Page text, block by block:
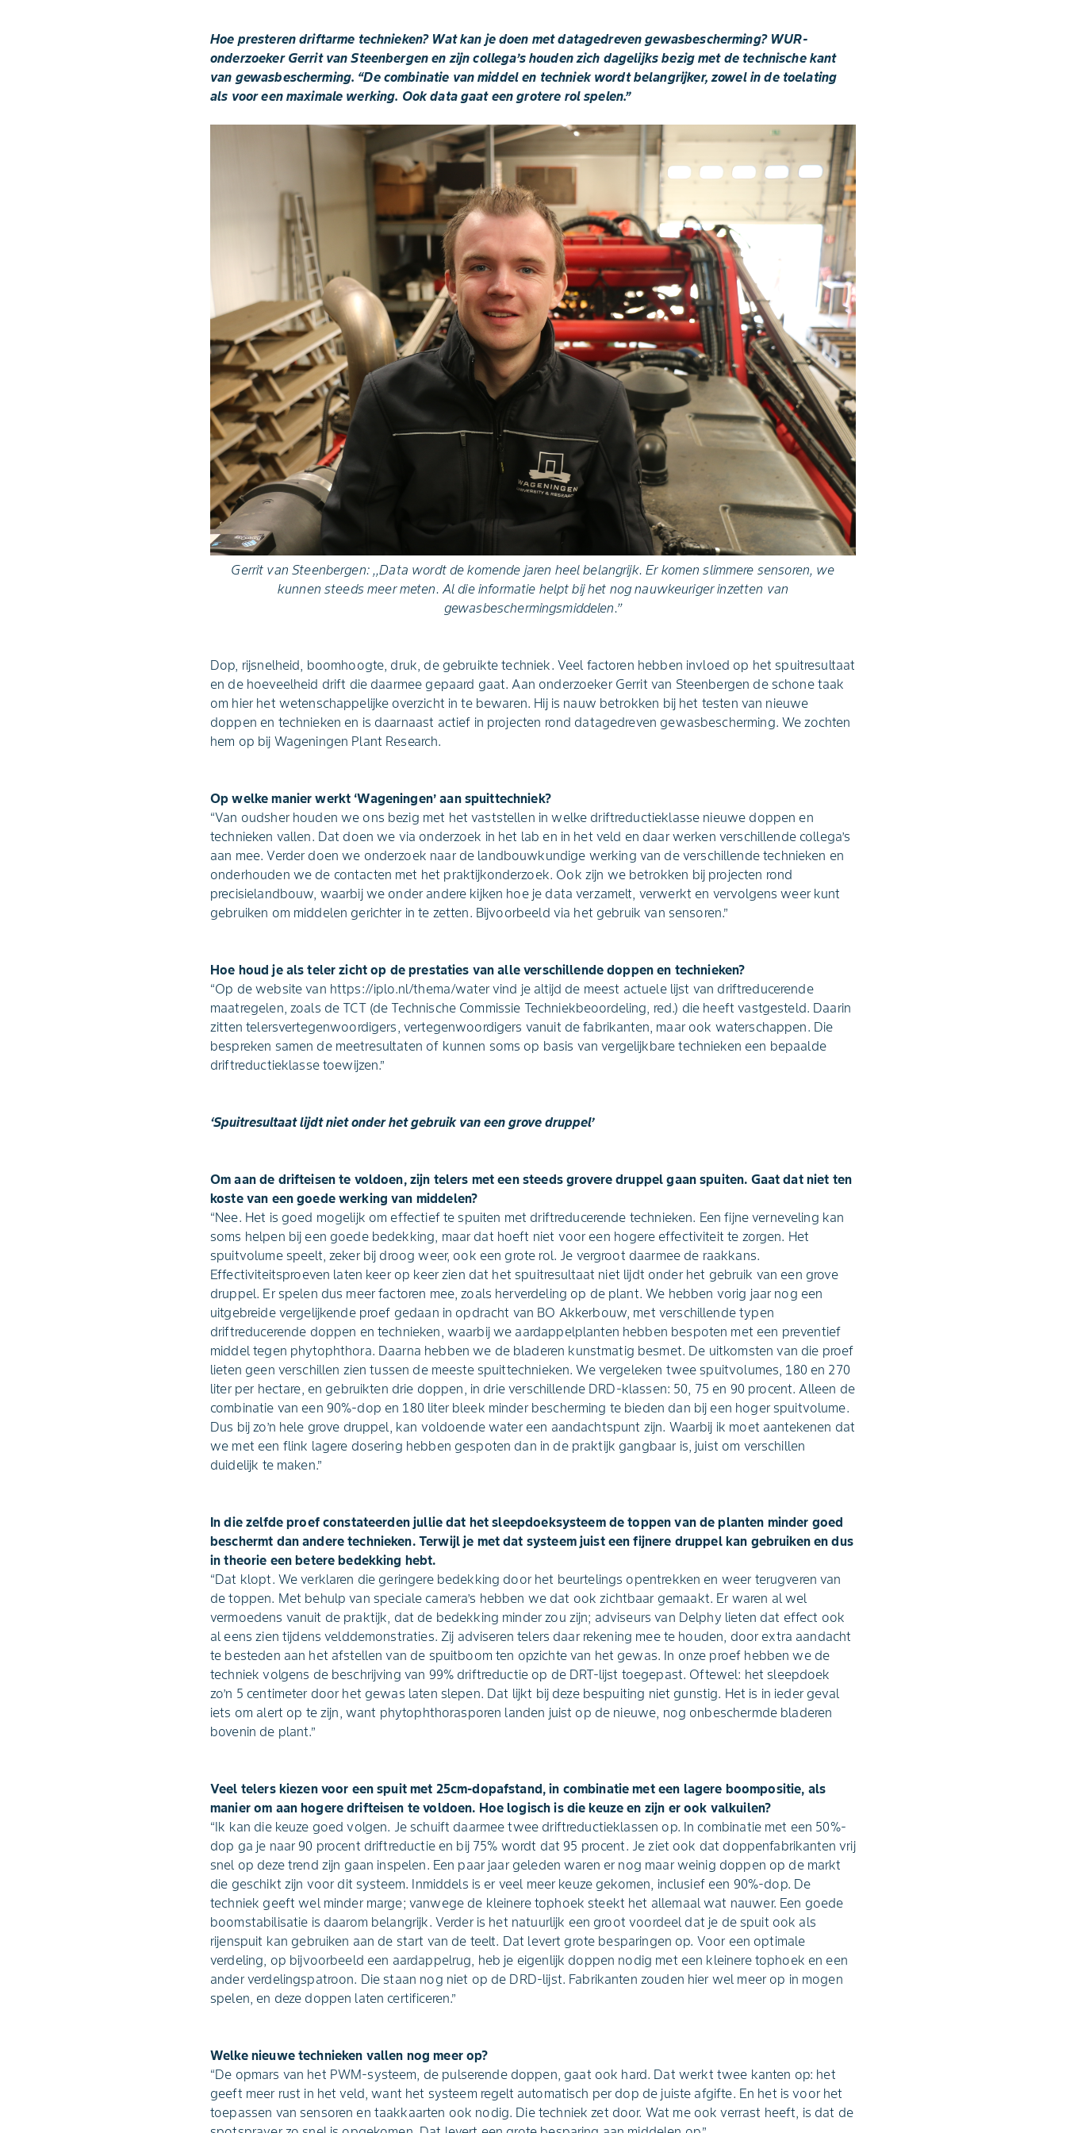
Hoe presteren driftarme technieken? Wat kan je doen met datagedreven gewasbescherming? WUR-
onderzoeker Gerrit van Steenbergen en zijn collega’s houden zich dagelijks bezig met de technische kant
van gewasbescherming. “De combinatie van middel en techniek wordt belangrijker, zowel in de toelating
als voor een maximale werking. Ook data gaat een grotere rol spelen.”
Gerrit van Steenbergen: ,,Data wordt de komende jaren heel belangrijk. Er komen slimmere sensoren, we
kunnen steeds meer meten. Al die informatie helpt bij het nog nauwkeuriger inzetten van
gewasbeschermingsmiddelen.’’
Dop, rijsnelheid, boomhoogte, druk, de gebruikte techniek. Veel factoren hebben invloed op het spuitresultaat
en de hoeveelheid drift die daarmee gepaard gaat. Aan onderzoeker Gerrit van Steenbergen de schone taak
om hier het wetenschappelijke overzicht in te bewaren. Hij is nauw betrokken bij het testen van nieuwe
doppen en technieken en is daarnaast actief in projecten rond datagedreven gewasbescherming. We zochten
hem op bij Wageningen Plant Research.
Op welke manier werkt ‘Wageningen’ aan spuittechniek?
“Van oudsher houden we ons bezig met het vaststellen in welke driftreductieklasse nieuwe doppen en
technieken vallen. Dat doen we via onderzoek in het lab en in het veld en daar werken verschillende collega’s
aan mee. Verder doen we onderzoek naar de landbouwkundige werking van de verschillende technieken en
onderhouden we de contacten met het praktijkonderzoek. Ook zijn we betrokken bij projecten rond
precisielandbouw, waarbij we onder andere kijken hoe je data verzamelt, verwerkt en vervolgens weer kunt
gebruiken om middelen gerichter in te zetten. Bijvoorbeeld via het gebruik van sensoren.”
Hoe houd je als teler zicht op de prestaties van alle verschillende doppen en technieken?
“Op de website van https://iplo.nl/thema/water vind je altijd de meest actuele lijst van driftreducerende
maatregelen, zoals de TCT (de Technische Commissie Techniekbeoordeling, red.) die heeft vastgesteld. Daarin
zitten telersvertegenwoordigers, vertegenwoordigers vanuit de fabrikanten, maar ook waterschappen. Die
bespreken samen de meetresultaten of kunnen soms op basis van vergelijkbare technieken een bepaalde
driftreductieklasse toewijzen.”
‘Spuitresultaat lijdt niet onder het gebruik van een grove druppel’
Om aan de drifteisen te voldoen, zijn telers met een steeds grovere druppel gaan spuiten. Gaat dat niet ten
koste van een goede werking van middelen?
“Nee. Het is goed mogelijk om effectief te spuiten met driftreducerende technieken. Een fijne verneveling kan
soms helpen bij een goede bedekking, maar dat hoeft niet voor een hogere effectiviteit te zorgen. Het
spuitvolume speelt, zeker bij droog weer, ook een grote rol. Je vergroot daarmee de raakkans.
Effectiviteitsproeven laten keer op keer zien dat het spuitresultaat niet lijdt onder het gebruik van een grove
druppel. Er spelen dus meer factoren mee, zoals herverdeling op de plant. We hebben vorig jaar nog een
uitgebreide vergelijkende proef gedaan in opdracht van BO Akkerbouw, met verschillende typen
driftreducerende doppen en technieken, waarbij we aardappelplanten hebben bespoten met een preventief
middel tegen phytophthora. Daarna hebben we de bladeren kunstmatig besmet. De uitkomsten van die proef
lieten geen verschillen zien tussen de meeste spuittechnieken. We vergeleken twee spuitvolumes, 180 en 270
liter per hectare, en gebruikten drie doppen, in drie verschillende DRD-klassen: 50, 75 en 90 procent. Alleen de
combinatie van een 90%-dop en 180 liter bleek minder bescherming te bieden dan bij een hoger spuitvolume.
Dus bij zo’n hele grove druppel, kan voldoende water een aandachtspunt zijn. Waarbij ik moet aantekenen dat
we met een flink lagere dosering hebben gespoten dan in de praktijk gangbaar is, juist om verschillen
duidelijk te maken.”
In die zelfde proef constateerden jullie dat het sleepdoeksysteem de toppen van de planten minder goed
beschermt dan andere technieken. Terwijl je met dat systeem juist een fijnere druppel kan gebruiken en dus
in theorie een betere bedekking hebt.
“Dat klopt. We verklaren die geringere bedekking door het beurtelings opentrekken en weer terugveren van
de toppen. Met behulp van speciale camera’s hebben we dat ook zichtbaar gemaakt. Er waren al wel
vermoedens vanuit de praktijk, dat de bedekking minder zou zijn; adviseurs van Delphy lieten dat effect ook
al eens zien tijdens velddemonstraties. Zij adviseren telers daar rekening mee te houden, door extra aandacht
te besteden aan het afstellen van de spuitboom ten opzichte van het gewas. In onze proef hebben we de
techniek volgens de beschrijving van 99% driftreductie op de DRT-lijst toegepast. Oftewel: het sleepdoek
zo’n 5 centimeter door het gewas laten slepen. Dat lijkt bij deze bespuiting niet gunstig. Het is in ieder geval
iets om alert op te zijn, want phytophthorasporen landen juist op de nieuwe, nog onbeschermde bladeren
bovenin de plant.”
Veel telers kiezen voor een spuit met 25cm-dopafstand, in combinatie met een lagere boompositie, als
manier om aan hogere drifteisen te voldoen. Hoe logisch is die keuze en zijn er ook valkuilen?
“Ik kan die keuze goed volgen. Je schuift daarmee twee driftreductieklassen op. In combinatie met een 50%-
dop ga je naar 90 procent driftreductie en bij 75% wordt dat 95 procent. Je ziet ook dat doppenfabrikanten vrij
snel op deze trend zijn gaan inspelen. Een paar jaar geleden waren er nog maar weinig doppen op de markt
die geschikt zijn voor dit systeem. Inmiddels is er veel meer keuze gekomen, inclusief een 90%-dop. De
techniek geeft wel minder marge; vanwege de kleinere tophoek steekt het allemaal wat nauwer. Een goede
boomstabilisatie is daarom belangrijk. Verder is het natuurlijk een groot voordeel dat je de spuit ook als
rijenspuit kan gebruiken aan de start van de teelt. Dat levert grote besparingen op. Voor een optimale
verdeling, op bijvoorbeeld een aardappelrug, heb je eigenlijk doppen nodig met een kleinere tophoek en een
ander verdelingspatroon. Die staan nog niet op de DRD-lijst. Fabrikanten zouden hier wel meer op in mogen
spelen, en deze doppen laten certificeren.”
Welke nieuwe technieken vallen nog meer op?
“De opmars van het PWM-systeem, de pulserende doppen, gaat ook hard. Dat werkt twee kanten op: het
geeft meer rust in het veld, want het systeem regelt automatisch per dop de juiste afgifte. En het is voor het
toepassen van sensoren en taakkaarten ook nodig. Die techniek zet door. Wat me ook verrast heeft, is dat de